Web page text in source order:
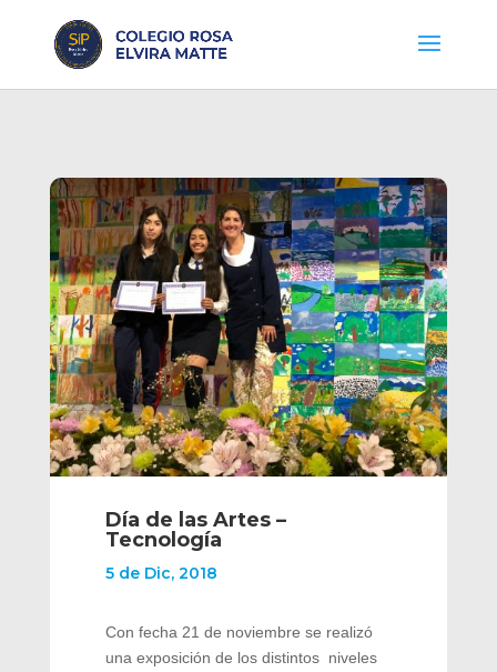
Día de las Artes –
Tecnología
5 de Dic, 2018
Con fecha 21 de noviembre se realizó
una exposición de los distintos niveles